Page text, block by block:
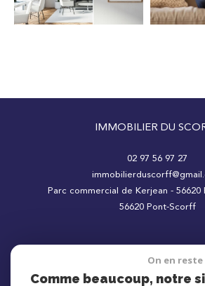
IMMOBILIER DU
02 97 56 97 27
Parc commercial de Kerjean - 56620
56620
Pont-Scorff
Adhérents
On en reste
Comme beaucoup, notre
AFFINER LES